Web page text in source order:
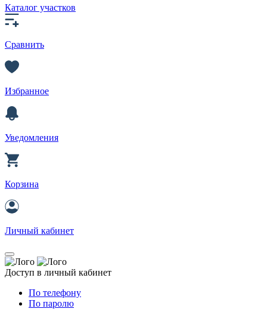
Каталог участков
Сравнить
Избранное
Уведомления
Корзина
Личный кабинет
Доступ в личный кабинет
По телефону
По паролю